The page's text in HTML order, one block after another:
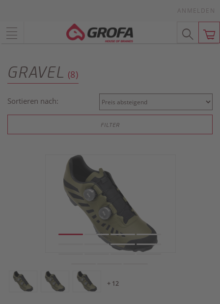
ANMELDEN
GRAVEL (8)
Sortieren nach:
FILTER
+ 12